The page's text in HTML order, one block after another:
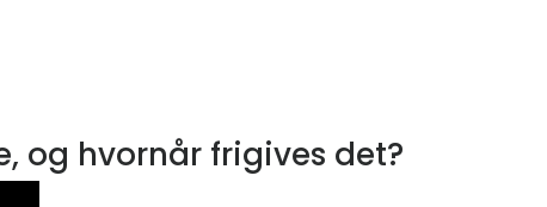
og hvornår frigives det?